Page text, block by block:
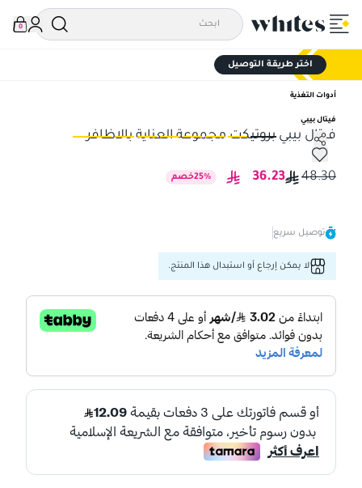
0
اختر طريقة التوصيل
أدوات التغذية
فيتال بيبي
فيتال بيبي بروتيكت مجموعة العناية بالاظافر
فيتال بيبي بروتيكت مجموعة العناية بالاظافر
48.30
36.23
25% خصم
توصيل سريع
لا يمكن إرجاع أو استبدال هذا المنتج.